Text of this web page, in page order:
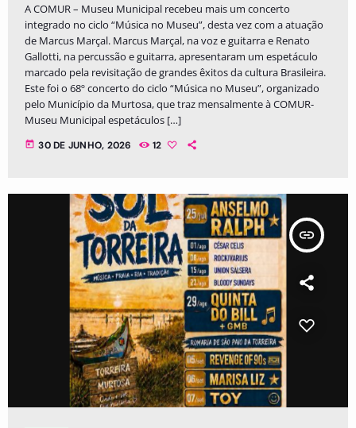
A COMUR – Museu Municipal recebeu mais um concerto
integrado no ciclo “Música no Museu”, desta vez com a atuação
de Marcus Marçal. Marcus Marçal, na voz e guitarra e Renato
Gallotti, na percussão e guitarra, apresentaram um espetáculo
marcado pela revisitação de grandes êxitos da cultura Brasileira.
Este foi o 68º concerto do ciclo “Música no Museu”, organizado
pelo Município da Murtosa, que traz mensalmente à COMUR-
Museu Municipal espetáculos […]
today 30 DE JUNHO, 2026 12
insert_link